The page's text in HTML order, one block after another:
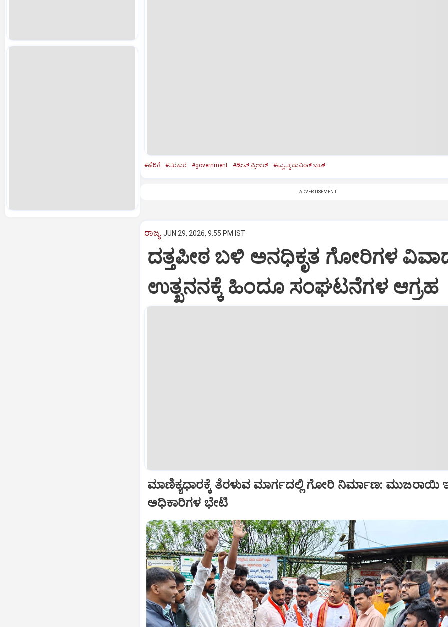
#ಹೆರಿಗೆ #ಸರಕಾರ #government #ಡೀಪ್‌ ಫ್ರೀಜರ್‌ #ಪ್ಲಾಸ್ಮಾ ಥಾವಿಂಗ್‌ ಬಾತ್‌
ADVERTISEMENT
ರಾಜ್ಯ JUN 29, 2026, 9:55 PM IST
ದತ್ತಪೀಠ ಬಳಿ ಅನಧಿಕೃತ ಗೋರಿಗಳ
ಉತ್ಖನನಕ್ಕೆ ಹಿಂದೂ ಸಂಘಟನೆಗಳ ಆಗ್ರಹ
ಮಾಣಿಕ್ಯಧಾರಕ್ಕೆ ತೆರಳುವ ಮಾರ್ಗದಲ್ಲಿ ಗೋರಿ ನಿರ್ಮಾಣ: ಮುಜರಾಯಿ
ಅಧಿಕಾರಿಗಳ ಭೇಟಿ